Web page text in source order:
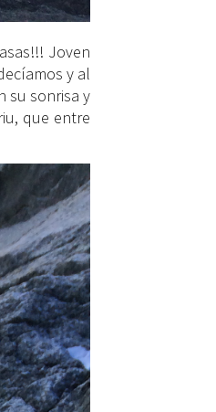
Joven
y al
su sonrisa y
que entre